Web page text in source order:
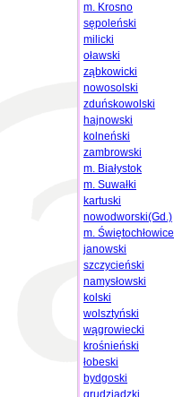
m. Krosno
sępoleński
milicki
oławski
ząbkowicki
nowosolski
zduńskowolski
hajnowski
kolneński
zambrowski
m. Białystok
m. Suwałki
kartuski
nowodworski(Gd.)
m. Świętochłowice
janowski
szczycieński
namysłowski
kolski
wolsztyński
wągrowiecki
krośnieński
łobeski
bydgoski
grudziądzki